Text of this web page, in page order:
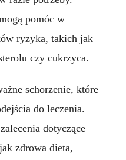
pomóc w
ryzyka, takich jak
czy cukrzyca.
schorzenie, które
do leczenia.
dotyczące
zdrowa dieta,